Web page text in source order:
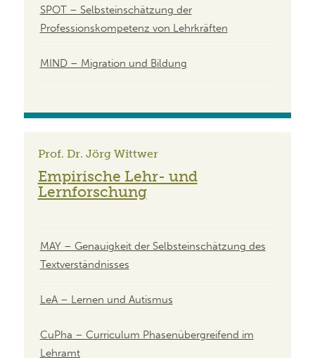
SPOT – Selbsteinschätzung der
Professionskompetenz von Lehrkräften
MIND – Migration und Bildung
Prof. Dr. Jörg Wittwer
Empirische Lehr- und
Lernforschung
MAY – Genauigkeit der Selbsteinschätzung des
Textverständnisses
LeA – Lernen und Autismus
CuPha – Curriculum Phasenübergreifend im
Lehramt